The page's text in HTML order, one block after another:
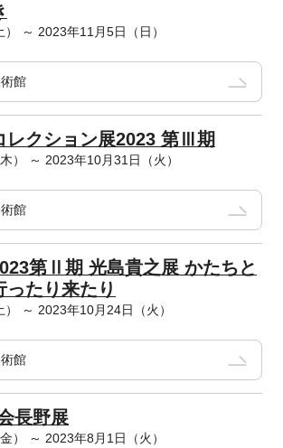
～ 2023年11月5日（日）
館
レクション展2023 第Ⅲ期
） ～ 2023年10月31日（火）
館
第Ⅱ期 光島貴之展 かたちと
たり来たり
～ 2023年10月24日（火）
館
長野展
） ～ 2023年8月1日（火）